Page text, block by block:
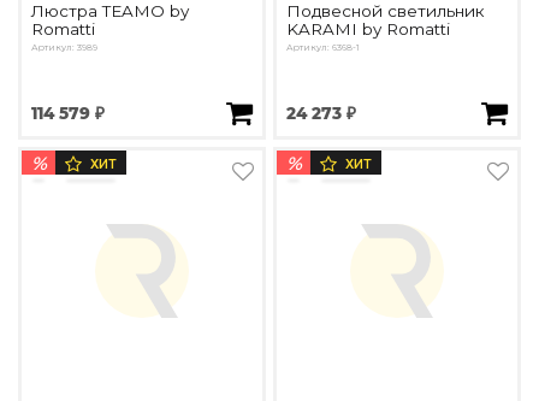
Люстра TEAMO by
Romatti
Артикул: 3989
114 579 ₽
Подвесной светильник
KARAMI by Romatti
Артикул: 6368-1
24 273 ₽
% ХИТ % ХИТ